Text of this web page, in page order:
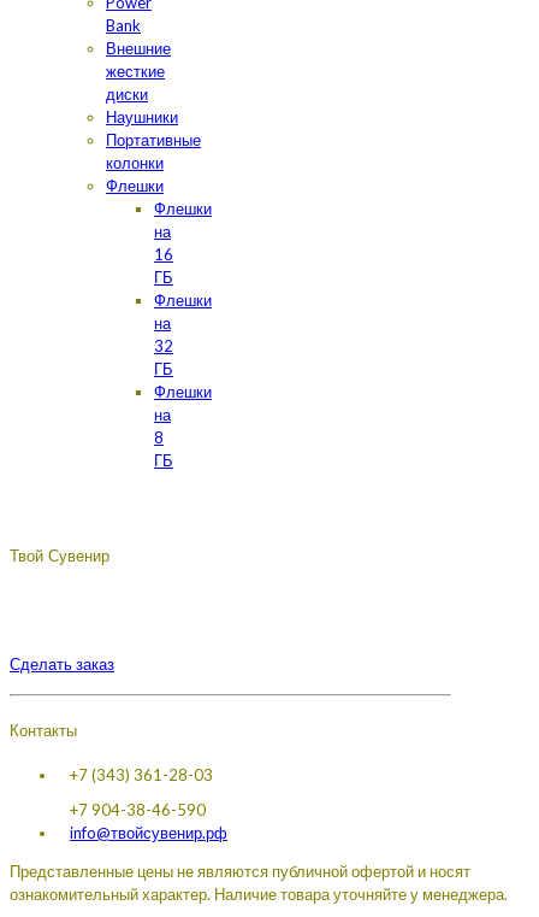
Bank
Внешние
жесткие
диски
Наушники
Портативные
колонки
Флешки
Флешки
на
16
ГБ
Флешки
на
32
ГБ
Флешки
на
8
ГБ
Твой Сувенир
Сделать заказ
Контакты
+7 (343) 361-28-03
+7 904-38-46-590
info@твойсувенир.рф
Представленные цены не являются публичной офертой и носят
ознакомительный характер. Наличие товара уточняйте у менеджера.